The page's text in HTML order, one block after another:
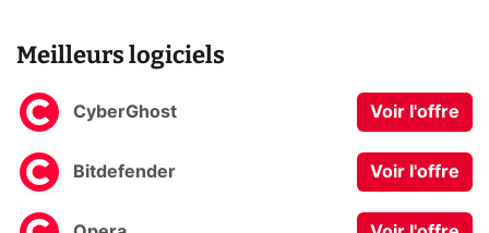
Meilleurs logiciels
CyberGhost Voir l'offre
Bitdefender Voir l'offre